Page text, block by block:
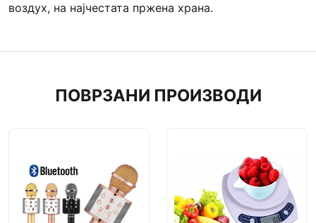
воздух, на најчестата пржена храна.
ПОВРЗАНИ ПРОИЗВОДИ